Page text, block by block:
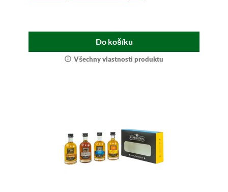
Do košíku
Všechny vlastnosti produktu